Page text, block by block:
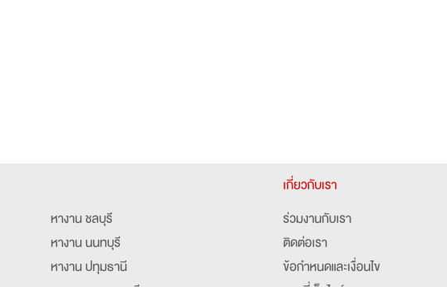
หางาน ชลบุรี
หางาน นนทบุรี
หางาน ปทุมธานี
เกี่ยวกับเรา
ร่วมงานกับเรา
ติดต่อเรา
ข้อกำหนดและเงื่อนไข